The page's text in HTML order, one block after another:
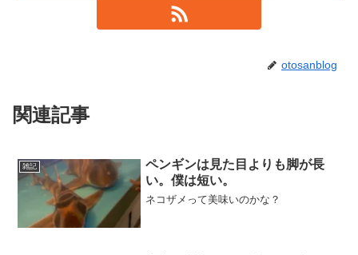
otosanblog
関連記事
雑記
ペンギンは見た目よりも脚が長
い。僕は短い。
ネコザメって美味いのかな？